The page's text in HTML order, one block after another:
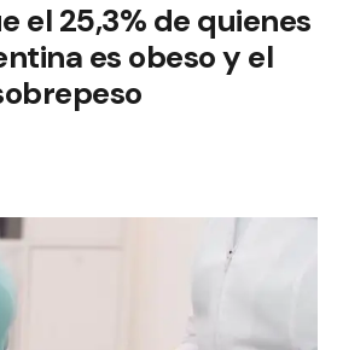
el 25,3% de quienes
es obeso y el